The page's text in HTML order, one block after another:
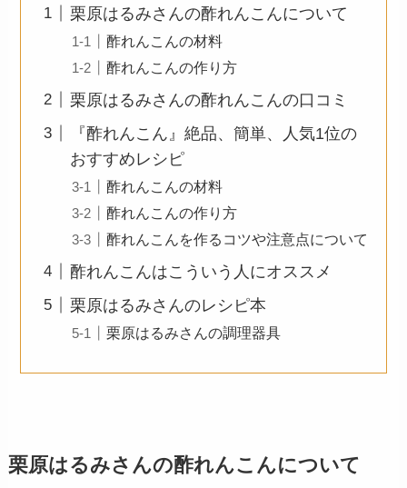
栗原はるみさんの酢れんこんについて
酢れんこんの材料
酢れんこんの作り方
栗原はるみさんの酢れんこんの口コミ
『酢れんこん』絶品、簡単、人気1位の
おすすめレシピ
酢れんこんの材料
酢れんこんの作り方
酢れんこんを作るコツや注意点について
酢れんこんはこういう人にオススメ
栗原はるみさんのレシピ本
栗原はるみさんの調理器具
栗原はるみさんの酢れんこんについて